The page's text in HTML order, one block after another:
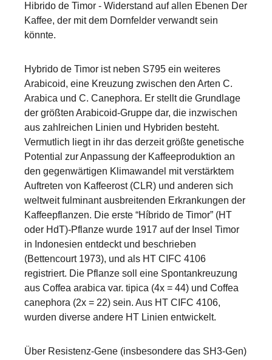
Hibrido de Timor - Widerstand auf allen Ebenen Der
Kaffee, der mit dem Dornfelder verwandt sein
könnte.
Hybrido de Timor ist neben S795 ein weiteres
Arabicoid, eine Kreuzung zwischen den Arten C.
Arabica und C. Canephora. Er stellt die Grundlage
der größten Arabicoid-Gruppe dar, die inzwischen
aus zahlreichen Linien und Hybriden besteht.
Vermutlich liegt in ihr das derzeit größte genetische
Potential zur Anpassung der Kaffeeproduktion an
den gegenwärtigen Klimawandel mit verstärktem
Auftreten von Kaffeerost (CLR) und anderen sich
weltweit fulminant ausbreitenden Erkrankungen der
Kaffeepflanzen. Die erste “Híbrido de Timor” (HT
oder HdT)-Pflanze wurde 1917 auf der Insel Timor
in Indonesien entdeckt und beschrieben
(Bettencourt 1973), und als HT CIFC 4106
registriert. Die Pflanze soll eine Spontankreuzung
aus Coffea arabica var. tipica (4x = 44) und Coffea
canephora (2x = 22) sein. Aus HT CIFC 4106,
wurden diverse andere HT Linien entwickelt.
Über Resistenz-Gene (insbesondere das SH3-Gen)